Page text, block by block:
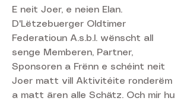
E neit Joer, e neien Elan.
D'Lëtzebuerger Oldtimer
Federatioun A.s.b.l. wënscht all
senge Memberen, Partner,
Sponsoren a Frënn e schéint neit
Joer matt vill Aktivitéite ronderëm
a matt ären alle Schätz. Och mir hu